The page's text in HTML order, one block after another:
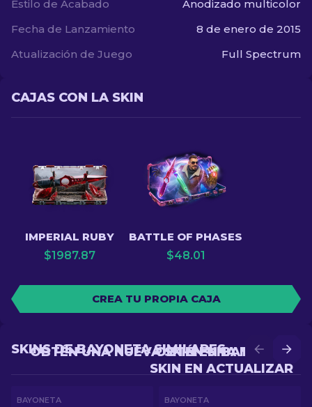
Estilo de Acabado
Anodizado multicolor
Fecha de Lanzamiento
8 de enero de 2015
Atualización de Juego
Full Spectrum
CAJAS CON LA SKIN
IMPERIAL RUBY
$1987.87
BATTLE OF PHASES
$48.01
CREA TU PROPIA CAJA
OBTÉN UNA MEJOR
SKIN EN ACTUALIZAR
OBTÉN UNA NUEVA SKIN EN BATALLA
SKINS DE BAYONETA SIMILARES
BAYONETA BAYONETA